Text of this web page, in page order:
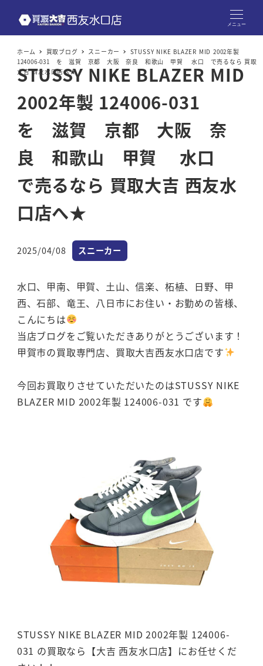
メニュー
ホーム 買取ブログ スニーカー
STUSSY NIKE BLAZER MID 2002年製
124006-031 を 滋賀 京都 大阪 奈良 和歌山 甲賀 水口 で売るなら 買取
大吉 西友水口店へ★
STUSSY NIKE BLAZER MID
2002年製 124006-031
を 滋賀 京都 大阪 奈
良 和歌山 甲賀 水口
で売るなら 買取大吉 西友水
口店へ★
投稿日
2025/04/08 カテゴリー
スニーカー
水口、甲南、甲賀、土山、信楽、柘植、日野、甲
西、石部、竜王、八日市にお住い・お勤めの皆様、
こんにちは
当店ブログをご覧いただきありがとうございます！
甲賀市の買取専門店、買取大吉西友水口店です
今回お買取りさせていただいたのはSTUSSY NIKE
BLAZER MID 2002年製 124006-031 です
STUSSY NIKE BLAZER MID 2002年製 124006-
031 の買取なら【大吉 西友水口店】にお任せくだ